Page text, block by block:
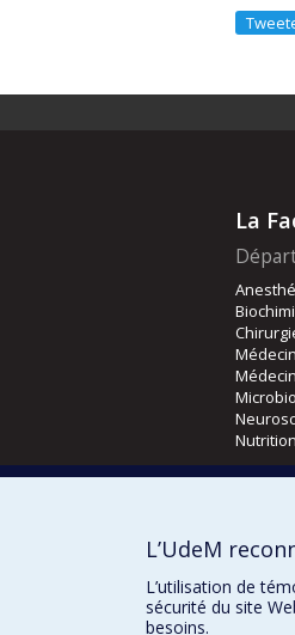
La
Nutrition
L’UdeM
L’utilisation de
sécurité du site
besoins.